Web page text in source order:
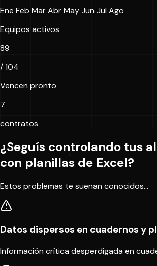
Ene Feb MarAbrMayJun Jul Ago
Equipos activos
89
/ 104
Vencen pronto
7
contratos
¿Seguís controlando tus
con planillas de Excel?
Estos problemas te suenan conocidos...
Datos dispersos en cuadernos y
Información crítica desperdigada en